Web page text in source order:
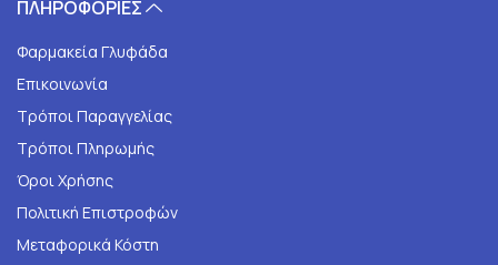
ΠΛΗΡΟΦΟΡΙΕΣ
Φαρμακεία Γλυφάδα
Επικοινωνία
Τρόποι Παραγγελίας
Τρόποι Πληρωμής
Όροι Χρήσης
Πολιτική Επιστροφών
Μεταφορικά Κόστη